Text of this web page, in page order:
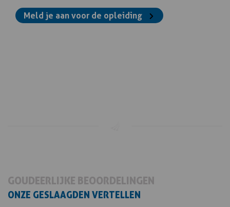
Meld je aan voor de opleiding
GOUDEERLIJKE BEOORDELINGEN
ONZE GESLAAGDEN VERTELLEN